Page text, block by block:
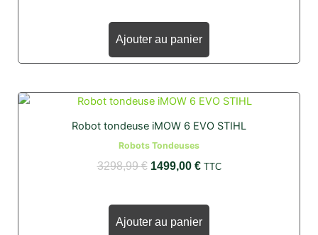
Ajouter au panier
Robot tondeuse iMOW 6 EVO STIHL
Robots Tondeuses
3298,99€
Le
prix
initial
était :
1499,00 €
Le
prix
est :
TTC
Ajouter au panier